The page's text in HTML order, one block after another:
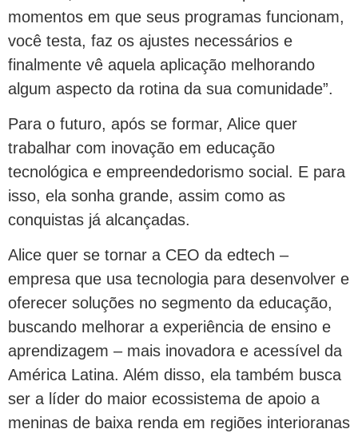
momentos em que seus programas funcionam,
você testa, faz os ajustes necessários e
finalmente vê aquela aplicação melhorando
algum aspecto da rotina da sua comunidade”.
Para o futuro, após se formar, Alice quer
trabalhar com inovação em educação
tecnológica e empreendedorismo social. E para
isso, ela sonha grande, assim como as
conquistas já alcançadas.
Alice quer se tornar a CEO da edtech –
empresa que usa tecnologia para desenvolver e
oferecer soluções no segmento da educação,
buscando melhorar a experiência de ensino e
aprendizagem – mais inovadora e acessível da
América Latina. Além disso, ela também busca
ser a líder do maior ecossistema de apoio a
meninas de baixa renda em regiões interioranas